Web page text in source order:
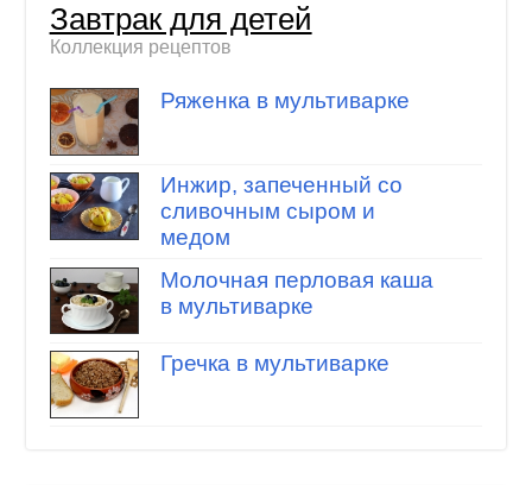
Завтрак для детей
Коллекция рецептов
Ряженка в мультиварке
Инжир, запеченный со
сливочным сыром и
медом
Молочная перловая каша
в мультиварке
Гречка в мультиварке